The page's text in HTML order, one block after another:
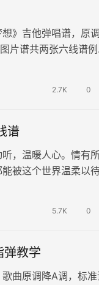
》吉他弹唱谱，原
片谱共两张六线谱例
2.7K 0
谱
，温暖人心。情有
被这个世界温柔以
5.7K 0
弹教学
曲原调降A调，标准